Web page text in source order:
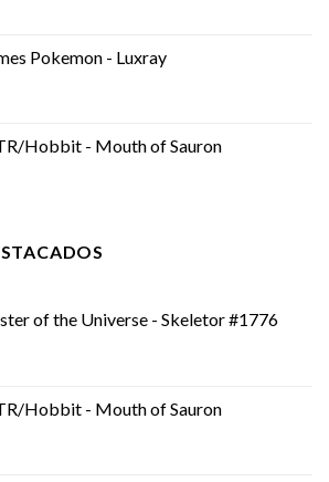
Pokemon - Luxray
Hobbit - Mouth of Sauron
of the Universe - Skeletor #1776
Hobbit - Mouth of Sauron